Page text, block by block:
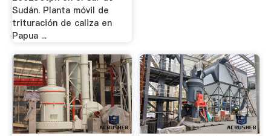
Sudán. Planta móvil de
trituración de caliza en
Papua ...